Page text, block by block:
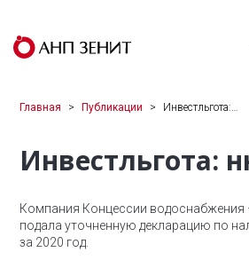
Главная Публикации Инвестльгота:…
Инвестльгота:
Компания Концессии водоснабжения
подала уточненную декларацию по
за 2020 год.